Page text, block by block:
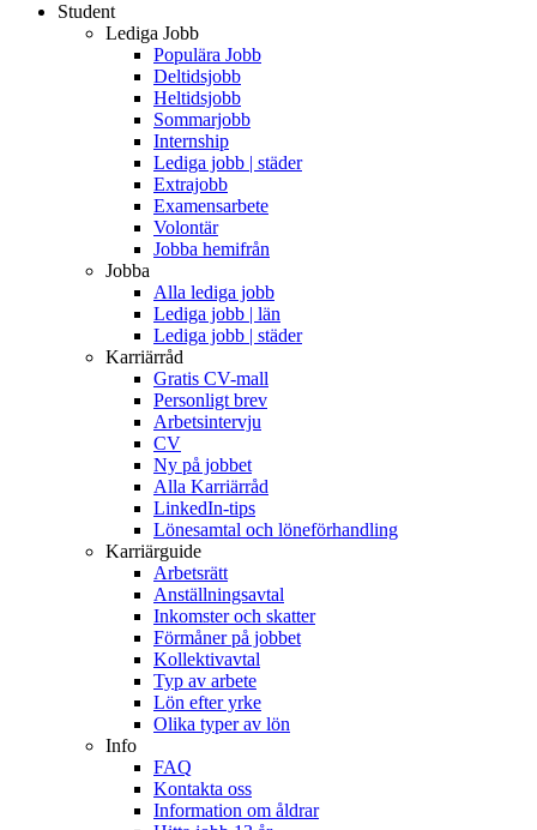
Student
Lediga Jobb
Populära Jobb
Deltidsjobb
Heltidsjobb
Sommarjobb
Internship
Lediga jobb | städer
Extrajobb
Examensarbete
Volontär
Jobba hemifrån
Jobba
Alla lediga jobb
Lediga jobb | län
Lediga jobb | städer
Karriärråd
Gratis CV-mall
Personligt brev
Arbetsintervju
CV
Ny på jobbet
Alla Karriärråd
LinkedIn-tips
Lönesamtal och löneförhandling
Karriärguide
Arbetsrätt
Anställningsavtal
Inkomster och skatter
Förmåner på jobbet
Kollektivavtal
Typ av arbete
Lön efter yrke
Olika typer av lön
Info
FAQ
Kontakta oss
Information om åldrar